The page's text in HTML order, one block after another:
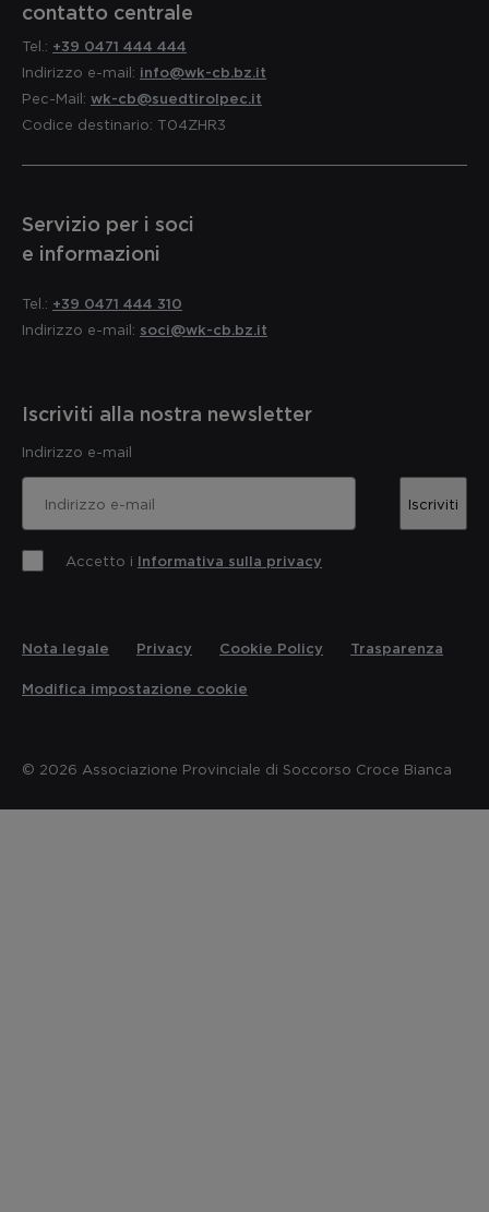
contatto centrale
Tel.: +39 0471 444 444
Indirizzo e-mail: info@wk-cb.bz.it
Pec-Mail: wk-cb@suedtirolpec.it
Codice destinario: T04ZHR3
Servizio per i soci
e informazioni
Tel.: +39 0471 444 310
Indirizzo e-mail: soci@wk-cb.bz.it
Iscriviti alla nostra newsletter
Indirizzo e-mail
Iscriviti
Accetto i Informativa sulla privacy
© 2026 Associazione Provinciale di Soccorso Croce Bianca
Nota legale Privacy Cookie Policy Trasparenza
Modifica impostazione cookie